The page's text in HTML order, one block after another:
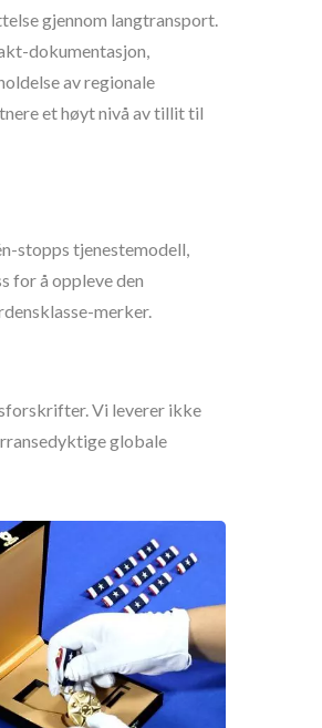
gjennom langtransport.
dokumentasjon,
av regionale
et høyt nivå av tillit til
stopps tjenestemodell,
for å oppleve den
merker.
Vi leverer ikke
globale